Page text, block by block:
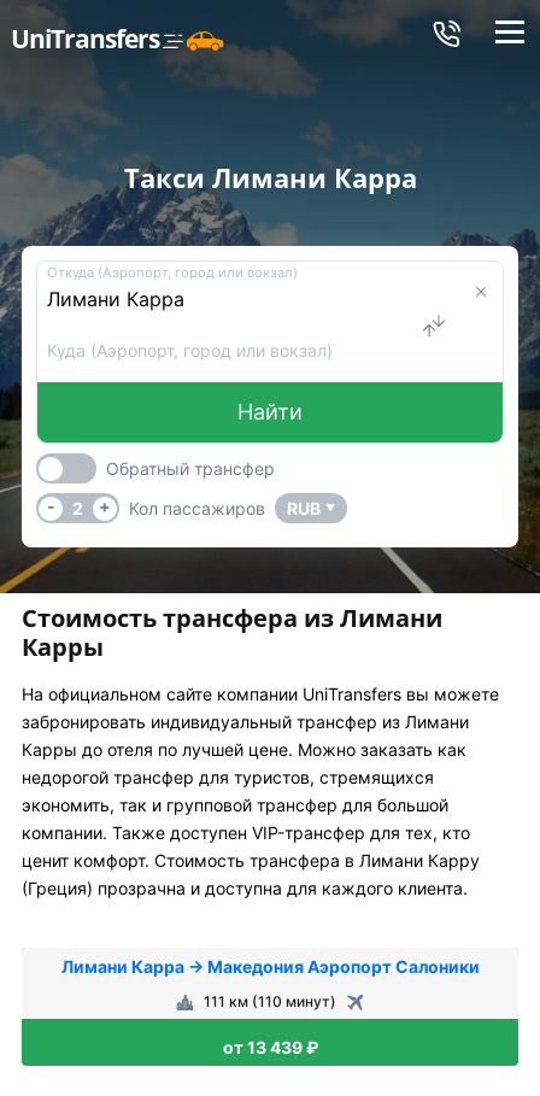
UniTransfers Меню
Такси Лимани Карра
Откуда (Аэропорт, город или вокзал)
Куда (Аэропорт, город или вокзал)
Найти
Обратный трансфер
-
2 + Кол пассажиров RUB ▼
Стоимость трансфера из Лимани
Карры
На официальном сайте компании UniTransfers вы можете
забронировать индивидуальный трансфер из Лимани
Карры до отеля по лучшей цене. Можно заказать как
недорогой трансфер для туристов, стремящихся
экономить, так и групповой трансфер для большой
компании. Также доступен VIP-трансфер для тех, кто
ценит комфорт. Стоимость трансфера в Лимани Карру
(Греция) прозрачна и доступна для каждого клиента.
Лимани Карра → Македония Аэропорт Салоники
111 км (110 минут)
от 13 439 ₽